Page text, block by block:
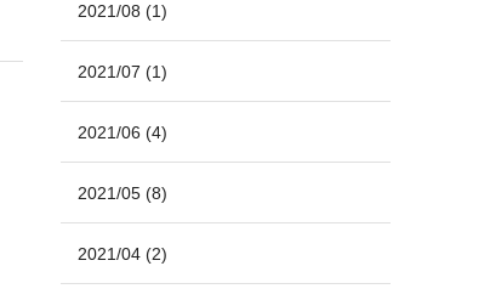
2021/08 (1)
2021/07 (1)
2021/06 (4)
2021/05 (8)
2021/04 (2)